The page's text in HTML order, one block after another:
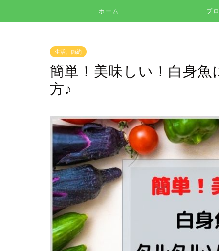
ホーム プ
生活、節約
簡単！美味しい！白身
方♪